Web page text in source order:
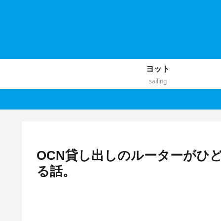
ヨット
sailing
OCN貸し出しのルーターがひ
る話。